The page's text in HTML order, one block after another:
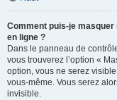
Comment puis-je masquer
en ligne ?
Dans le panneau de
vous trouverez l’option «
option, vous ne serez
vous-même. Vous serez
invisible.